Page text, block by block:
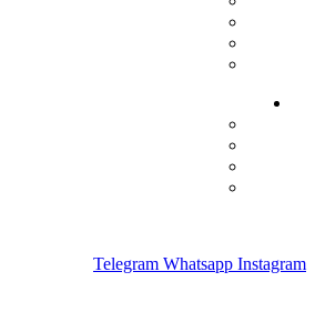
Telegram Whatsapp Instagram